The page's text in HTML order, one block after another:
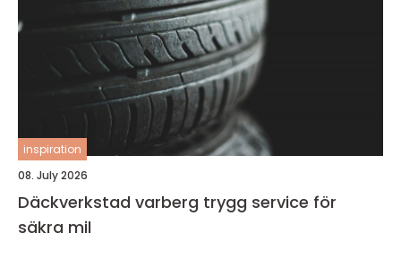
inspiration
08. July 2026
Däckverkstad varberg trygg service för
säkra mil